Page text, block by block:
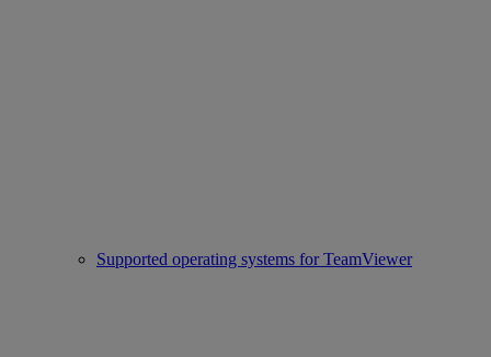
Supported operating systems for TeamViewer